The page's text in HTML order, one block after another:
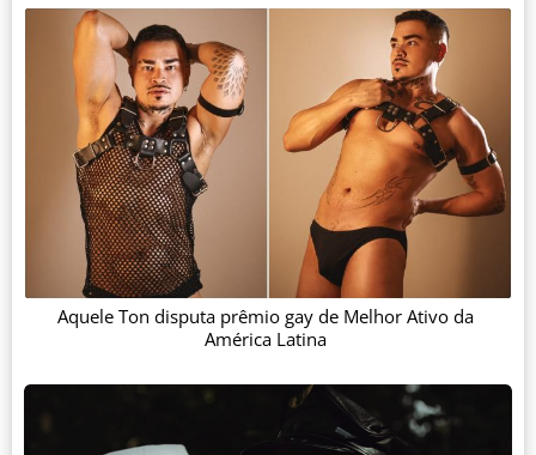
Aquele Ton disputa prêmio gay de Melhor Ativo da
América Latina